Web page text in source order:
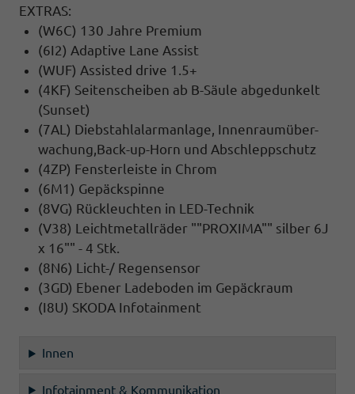
EXTRAS:
(W6C) 130 Jahre Premium
(6I2) Adaptive Lane Assist
(WUF) Assisted drive 1.5+
(4KF) Seitenscheiben ab B-Säule abgedunkelt
(Sunset)
(7AL) Diebstahlalarmanlage, Innenraumüber-
wachung,Back-up-Horn und Abschleppschutz
(4ZP) Fensterleiste in Chrom
(6M1) Gepäckspinne
(8VG) Rückleuchten in LED-Technik
(V38) Leichtmetallräder ""PROXIMA"" silber 6J
x 16"" - 4 Stk.
(8N6) Licht-/ Regensensor
(3GD) Ebener Ladeboden im Gepäckraum
(I8U) SKODA Infotainment
Innen
Infotainment & Kommunikation